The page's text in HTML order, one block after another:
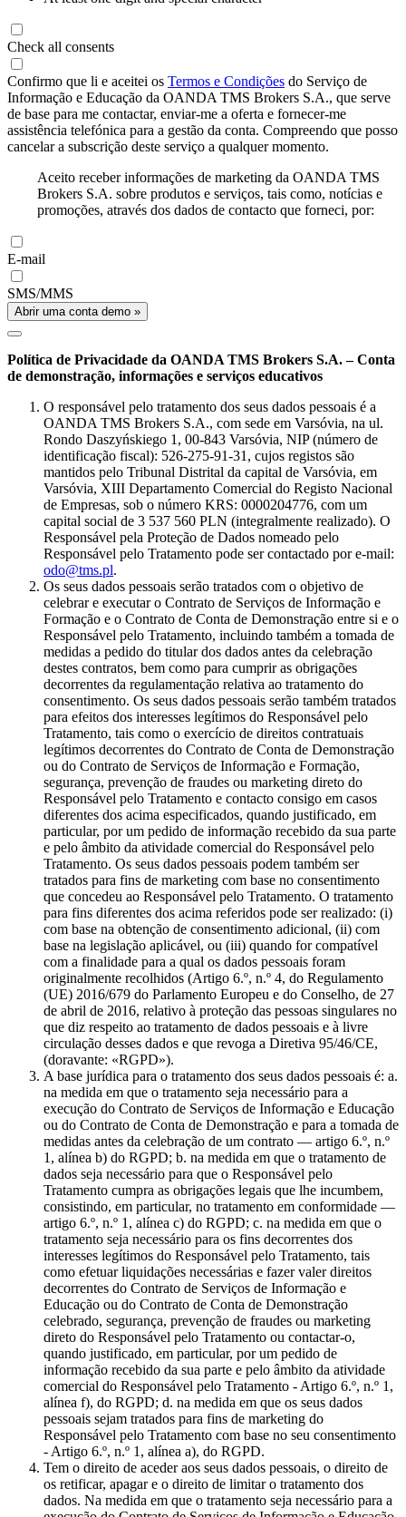
Check all consents
Confirmo que li e aceitei os Termos e Condições do Serviço de
Informação e Educação da OANDA TMS Brokers S.A., que serve
de base para me contactar, enviar-me a oferta e fornecer-me
assistência telefónica para a gestão da conta. Compreendo que posso
cancelar a subscrição deste serviço a qualquer momento.
Aceito receber informações de marketing da OANDA TMS
Brokers S.A. sobre produtos e serviços, tais como, notícias e
promoções, através dos dados de contacto que forneci, por:
E-mail
SMS/MMS
Abrir uma conta demo »
Política de Privacidade da OANDA TMS Brokers S.A. – Conta
de demonstração, informações e serviços educativos
O responsável pelo tratamento dos seus dados pessoais é a
OANDA TMS Brokers S.A., com sede em Varsóvia, na ul.
Rondo Daszyńskiego 1, 00-843 Varsóvia, NIP (número de
identificação fiscal): 526-275-91-31, cujos registos são
mantidos pelo Tribunal Distrital da capital de Varsóvia, em
Varsóvia, XIII Departamento Comercial do Registo Nacional
de Empresas, sob o número KRS: 0000204776, com um
capital social de 3 537 560 PLN (integralmente realizado). O
Responsável pela Proteção de Dados nomeado pelo
Responsável pelo Tratamento pode ser contactado por e-mail:
odo@tms.pl.
Os seus dados pessoais serão tratados com o objetivo de
celebrar e executar o Contrato de Serviços de Informação e
Formação e o Contrato de Conta de Demonstração entre si e o
Responsável pelo Tratamento, incluindo também a tomada de
medidas a pedido do titular dos dados antes da celebração
destes contratos, bem como para cumprir as obrigações
decorrentes da regulamentação relativa ao tratamento do
consentimento. Os seus dados pessoais serão também tratados
para efeitos dos interesses legítimos do Responsável pelo
Tratamento, tais como o exercício de direitos contratuais
legítimos decorrentes do Contrato de Conta de Demonstração
ou do Contrato de Serviços de Informação e Formação,
segurança, prevenção de fraudes ou marketing direto do
Responsável pelo Tratamento e contacto consigo em casos
diferentes dos acima especificados, quando justificado, em
particular, por um pedido de informação recebido da sua parte
e pelo âmbito da atividade comercial do Responsável pelo
Tratamento. Os seus dados pessoais podem também ser
tratados para fins de marketing com base no consentimento
que concedeu ao Responsável pelo Tratamento. O tratamento
para fins diferentes dos acima referidos pode ser realizado: (i)
com base na obtenção de consentimento adicional, (ii) com
base na legislação aplicável, ou (iii) quando for compatível
com a finalidade para a qual os dados pessoais foram
originalmente recolhidos (Artigo 6.º, n.º 4, do Regulamento
(UE) 2016/679 do Parlamento Europeu e do Conselho, de 27
de abril de 2016, relativo à proteção das pessoas singulares no
que diz respeito ao tratamento de dados pessoais e à livre
circulação desses dados e que revoga a Diretiva 95/46/CE,
(doravante: «RGPD»).
A base jurídica para o tratamento dos seus dados pessoais é: a.
na medida em que o tratamento seja necessário para a
execução do Contrato de Serviços de Informação e Educação
ou do Contrato de Conta de Demonstração e para a tomada de
medidas antes da celebração de um contrato — artigo 6.º, n.º
1, alínea b) do RGPD; b. na medida em que o tratamento de
dados seja necessário para que o Responsável pelo
Tratamento cumpra as obrigações legais que lhe incumbem,
consistindo, em particular, no tratamento em conformidade —
artigo 6.º, n.º 1, alínea c) do RGPD; c. na medida em que o
tratamento seja necessário para os fins decorrentes dos
interesses legítimos do Responsável pelo Tratamento, tais
como efetuar liquidações necessárias e fazer valer direitos
decorrentes do Contrato de Serviços de Informação e
Educação ou do Contrato de Conta de Demonstração
celebrado, segurança, prevenção de fraudes ou marketing
direto do Responsável pelo Tratamento ou contactar-o,
quando justificado, em particular, por um pedido de
informação recebido da sua parte e pelo âmbito da atividade
comercial do Responsável pelo Tratamento - Artigo 6.º, n.º 1,
alínea f), do RGPD; d. na medida em que os seus dados
pessoais sejam tratados para fins de marketing do
Responsável pelo Tratamento com base no seu consentimento
- Artigo 6.º, n.º 1, alínea a), do RGPD.
Tem o direito de aceder aos seus dados pessoais, o direito de
os retificar, apagar e o direito de limitar o tratamento dos
dados. Na medida em que o tratamento seja necessário para a